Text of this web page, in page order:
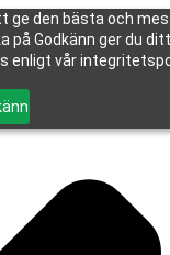
ge den bästa och
på Godkänn ger du ditt
enligt vår